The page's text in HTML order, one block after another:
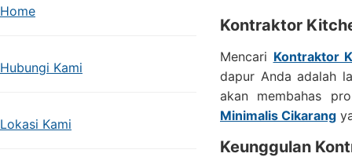
Home
Hubungi Kami
Lokasi Kami
Kontraktor
Mencari Kontraktor
dapur Anda adalah
akan membahas
Minimalis Cikarang
Keunggulan